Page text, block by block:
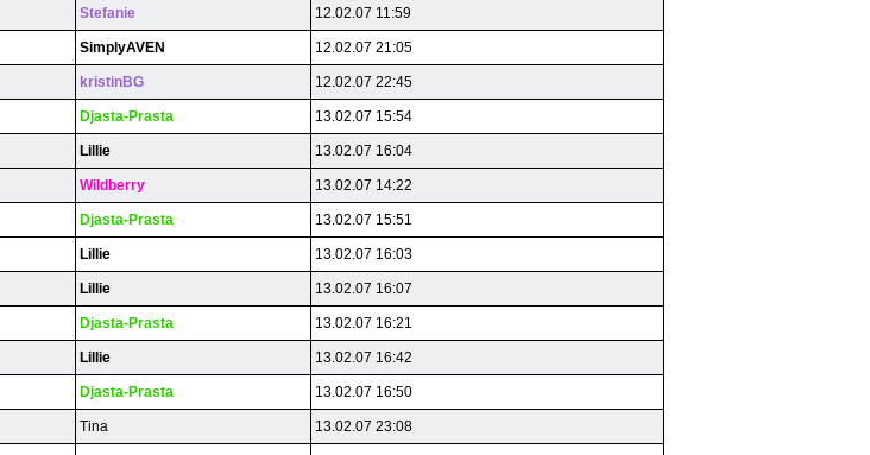
Stefanie 12.02.07 11:59
SimplyAVEN 12.02.07 21:05
kristinBG 12.02.07 22:45
Djasta-Prasta 13.02.07 15:54
Lillie 13.02.07 16:04
Wildberry 13.02.07 14:22
Djasta-Prasta 13.02.07 15:51
Lillie 13.02.07 16:03
Lillie 13.02.07 16:07
Djasta-Prasta 13.02.07 16:21
Lillie 13.02.07 16:42
Djasta-Prasta 13.02.07 16:50
Tina 13.02.07 23:08